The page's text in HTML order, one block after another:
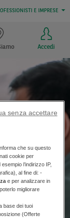
E IMPRESE
Accedi
che su questo
cookie per
l’indirizzo IP,
al fine di: -
e per analizzare in
migliorare
base dei tuoi
(Offerte
senza accettare